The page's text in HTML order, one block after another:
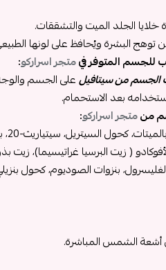
الجلد الميت والتشققات.
البشرة ويُحافظ على لونها
للجسم المتوفر فيمتجر اسراركو:
من سيتافيلعلى الجسم
بعد الاستحمام.
منمتجر اسراركو:
( زيت البرسيا غراتيسيما)، زيت
بنزوات الصوديوم، كحول
أشعة الشمس المباشرة.